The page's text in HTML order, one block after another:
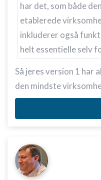
har det, som både
etablerede
inkluderer også
helt essentielle selv
Så jeres version 1 har
den mindste